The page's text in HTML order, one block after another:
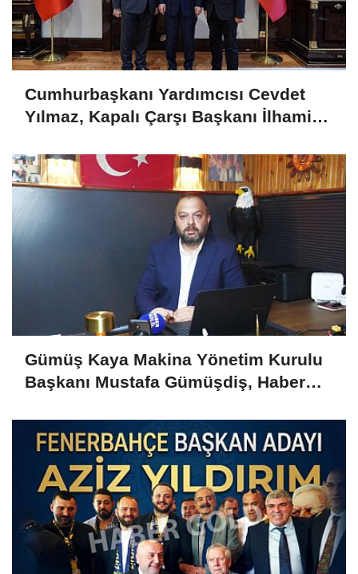
Cumhurbaşkanı Yardımcısı Cevdet
Yılmaz, Kapalı Çarşı Başkanı İlhami
Gümüş Kaya Makina Yönetim Kurulu
Başkanı Mustafa Gümüşdiş, Haber